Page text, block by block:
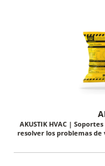
AKUSTIK HVAC |
resolver los problemas